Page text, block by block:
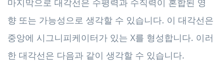
향 또는 가능성으로 생각할 수 있습니다. 이 대각선은
중앙에 시그니피케이터가 있는 X를 형성합니다. 이러
한 대각선은 다음과 같이 생각할 수 있습니다.